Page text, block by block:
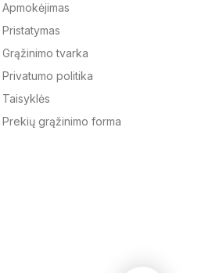
Apmokėjimas
Pristatymas
Grąžinimo tvarka
Privatumo politika
Taisyklės
Prekių grąžinimo forma